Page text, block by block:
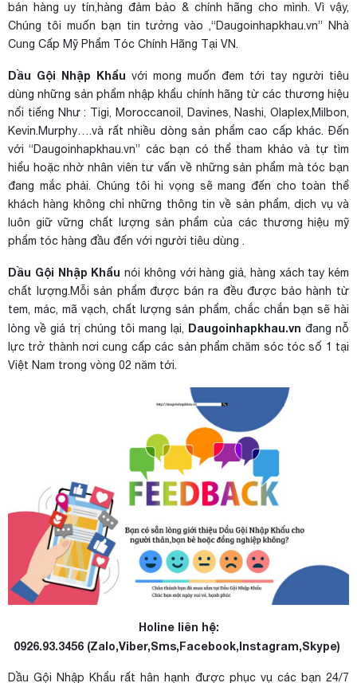
bán hàng uy tín,hàng đảm bảo & chính hãng cho mình. Vì vậy,
Chúng tôi muốn bạn tin tưởng vào ,“Daugoinhapkhau.vn” Nhà
Cung Cấp Mỹ Phẩm Tóc Chính Hãng Tại VN.
Dầu Gội Nhập Khẩu với mong muốn đem tới tay người tiêu
dùng những sản phẩm nhập khẩu chính hãng từ các thương hiệu
nổi tiếng Như : Tigi, Moroccanoil, Davines, Nashi, Olaplex,Milbon,
Kevin.Murphy….và rất nhiều dòng sản phẩm cao cấp khác. Đến
với “Daugoinhapkhau.vn” các bạn có thể tham khảo và tự tìm
hiểu hoặc nhờ nhân viên tư vấn về những sản phẩm mà tóc bạn
đang mắc phải. Chúng tôi hi vọng sẽ mang đến cho toàn thể
khách hàng không chỉ những thông tin về sản phẩm, dịch vụ và
luôn giữ vững chất lượng sản phẩm của các thương hiệu mỹ
phẩm tóc hàng đầu đến với người tiêu dùng .
Dầu Gội Nhập Khẩu nói không với hàng giả, hàng xách tay kém
chất lượng.Mỗi sản phẩm được bán ra đều được bảo hành từ
tem, mác, mã vạch, chất lượng sản phẩm, chắc chắn bạn sẽ hài
lòng về giá trị chúng tôi mang lại, Daugoinhapkhau.vn đang nỗ
lực trở thành nơi cung cấp các sản phẩm chăm sóc tóc số 1 tại
Việt Nam trong vòng 02 năm tới.
Holine liên hệ:
0926.93.3456 (Zalo,Viber,Sms,Facebook,Instagram,Skype)
Dầu Gội Nhập Khẩu rất hân hạnh được phục vụ các bạn 24/7